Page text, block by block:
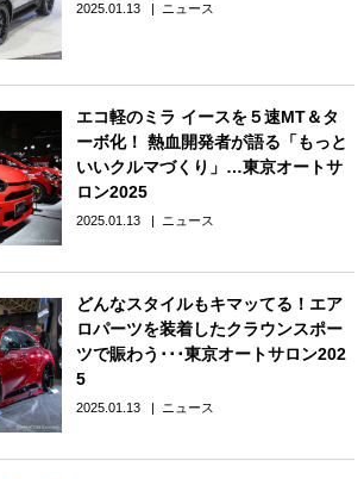
2025.01.13 ニュース
エコ軽のミラ イースを５速MT＆タ
ーボ化！ 熱血開発者が語る「もっと
いいクルマづくり」…東京オートサ
ロン2025
2025.01.13 ニュース
どんなスタイルもキマッてる！エア
ロパーツを装着したクラウンスポー
ツで賑わう･･･東京オートサロン202
5
2025.01.13 ニュース